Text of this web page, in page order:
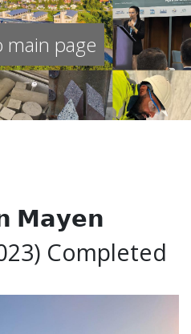
main page
𝗠𝗮𝘆𝗲𝗻
Completed